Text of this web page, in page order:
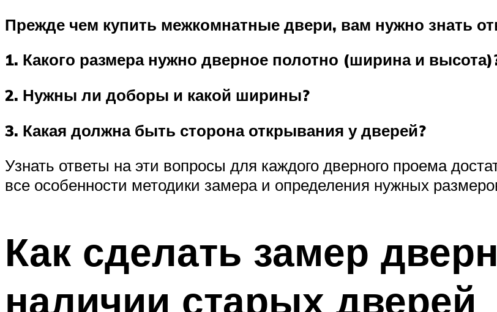
Прежде чем купить межкомнатные двери, вам нужно знать
1. Какого размера нужно дверное полотно (ширина и
2. Нужны ли доборы и какой ширины?
3. Какая должна быть сторона открывания у дверей?
Узнать ответы на эти вопросы для каждого дверного проема
все особенности методики замера и определения нужных
Как сделать замер
наличии старых дверей